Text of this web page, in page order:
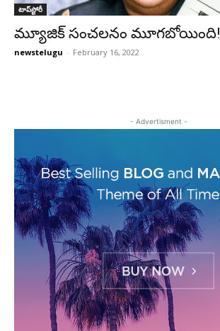
టాప్‌స్టోరీ
మ్యూజిక్‌ సంచలనం మూగబోయింది!
newstelugu - February 16, 2022
- Advertisment -